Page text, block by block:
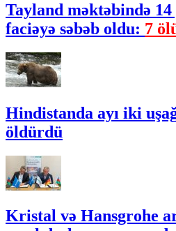
Tayland məktəbində 14
faciəyə səbəb oldu: 7
Hindistanda ayı iki
öldürdü
Kristal və Hansgrohe